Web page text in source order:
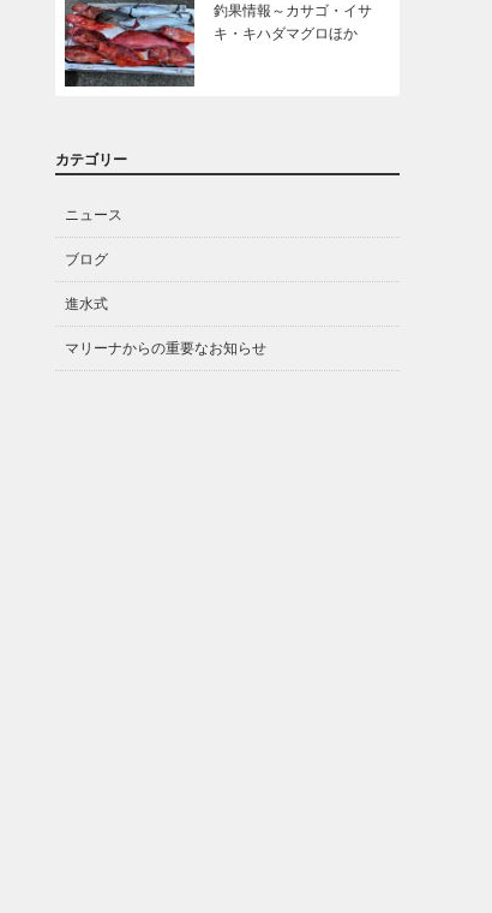
釣果情報～カサゴ・イサ
キ・キハダマグロほか
カテゴリー
ニュース
ブログ
進水式
マリーナからの重要なお知らせ